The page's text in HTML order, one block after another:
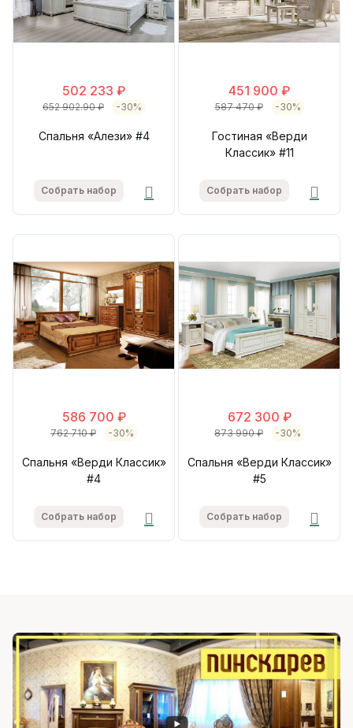
502 233 ₽
652 902.90 ₽ -30%
Спальня «Алези» #4
Собрать набор
451 900 ₽
587 470 ₽ -30%
Гостиная «Верди
Классик» #11
Собрать набор
586 700 ₽
762 710 ₽ -30%
Спальня «Верди Классик»
#4
Собрать набор
672 300 ₽
873 990 ₽ -30%
Спальня «Верди Классик»
#5
Собрать набор